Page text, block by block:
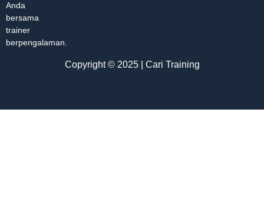
Anda
bersama
trainer
berpengalaman.
Copyright © 2025 | Cari Training